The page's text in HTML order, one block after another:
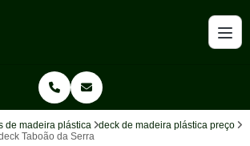
de madeira plástica
deck de madeira plástica preço
Taboão da Serra